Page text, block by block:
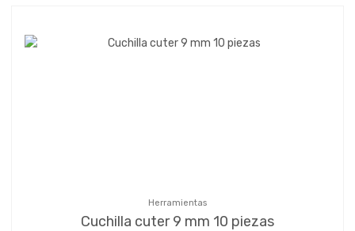
Herramientas
Cuchilla cuter 9 mm 10 piezas